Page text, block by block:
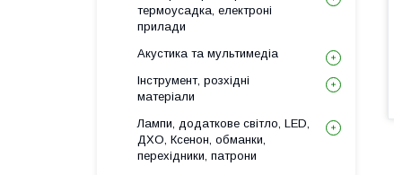
термоусадка, електроні
прилади
Акустика та мультимедіа
Інструмент, розхідні
матеріали
Лампи, додаткове світло, LED,
ДХО, Ксенон, обманки,
перехідники, патрони